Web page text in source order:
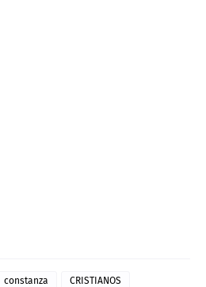
constanza
CRISTIANOS